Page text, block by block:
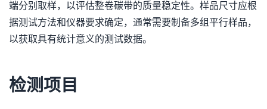
端分别取样，以评估整卷碳带的质量稳定性。样品尺寸应根
据测试方法和仪器要求确定，通常需要制备多组平行样品，
以获取具有统计意义的测试数据。
检测项目